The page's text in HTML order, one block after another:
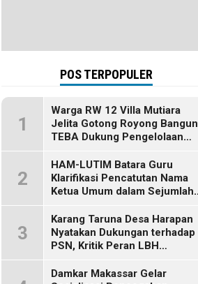
POS TERPOPULER
1
Warga RW 12 Villa Mutiara
Jelita Gotong Royong Bangun
TEBA Dukung Pengelolaan
2
HAM-LUTIM Batara Guru
Klarifikasi Pencatutan Nama
Ketua Umum dalam Sejumlah
3
Karang Taruna Desa Harapan
Nyatakan Dukungan terhadap
PSN, Kritik Peran LBH
Damkar Makassar Gelar